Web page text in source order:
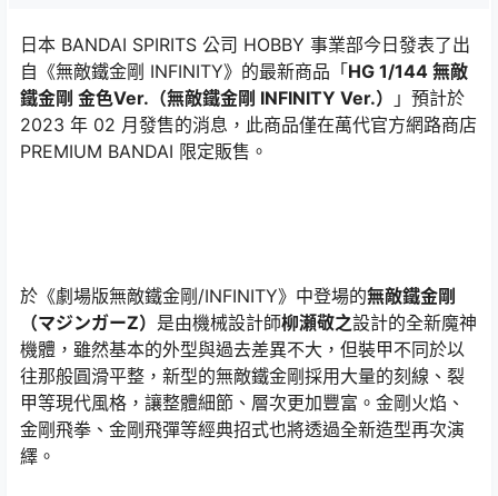
日本 BANDAI SPIRITS 公司 HOBBY 事業部今日發表了出
自《無敵鐵金剛 INFINITY》的最新商品「HG 1/144 無敵
鐵金剛 金色Ver.（無敵鐵金剛 INFINITY Ver.）
」預計於
2023 年 02 月發售的消息，此商品僅在萬代官方網路商店
PREMIUM BANDAI 限定販售。
於《劇場版無敵鐵金剛/INFINITY》中登場的無敵鐵金剛
（マジンガーZ） 是由機械設計師柳瀬敬之設計的全新魔神
機體，雖然基本的外型與過去差異不大，但裝甲不同於以
往那般圓滑平整，新型的無敵鐵金剛採用大量的刻線、裂
甲等現代風格，讓整體細節、層次更加豐富。金剛火焰、
金剛飛拳、金剛飛彈等經典招式也將透過全新造型再次演
繹。